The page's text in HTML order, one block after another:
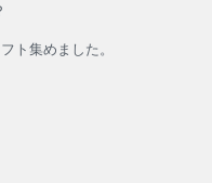
ト集めました。